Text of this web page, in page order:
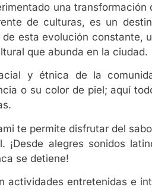
una transformación
de culturas, es un
esta evolución constante,
que abunda en la ciudad.
y étnica de la
o su color de piel; aquí
te permite disfrutar del
alegres sonidos
se detiene!
actividades entretenidas e